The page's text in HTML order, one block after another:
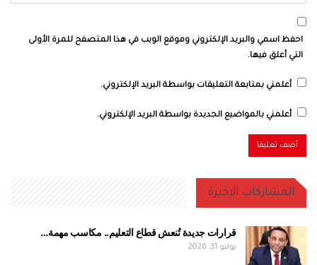
احفظ اسمي والبريد الإلكتروني وموقع الويب في هذا المتصفح للمرة الأولى
التي أعلق فيها.
أعلمني بمتابعة التعليقات بواسطة البريد الإلكتروني.
أعلمني بالمواضيع الجديدة بواسطة البريد الإلكتروني.
المشاركات الاخيرة
قرارات جديدة تُنعش قطاع التعليم.. مكاسب مهمة…
يوليو 31, 2026